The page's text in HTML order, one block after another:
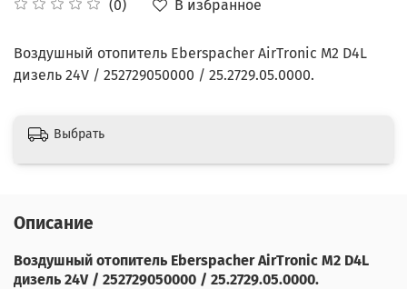
(0) В избранное
Воздушный отопитель Eberspacher AirTronic M2 D4L
дизель 24V / 252729050000 / 25.2729.05.0000.
Выбрать
Описание
Воздушный отопитель Eberspacher AirTronic M2 D4L
дизель 24V / 252729050000 / 25.2729.05.0000.